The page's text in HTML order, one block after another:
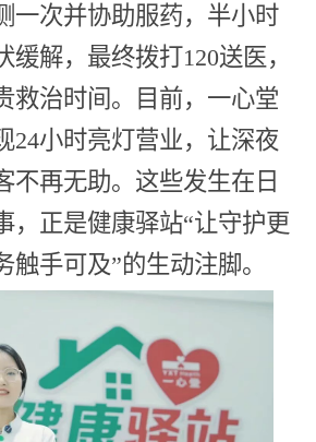
一次并协助服药，半小时
缓解，最终拨打120送医，
救治时间。目前，一心堂
24小时亮灯营业，让深夜
不再无助。这些发生在日
，正是健康驿站“让守护更
触手可及”的生动注脚。